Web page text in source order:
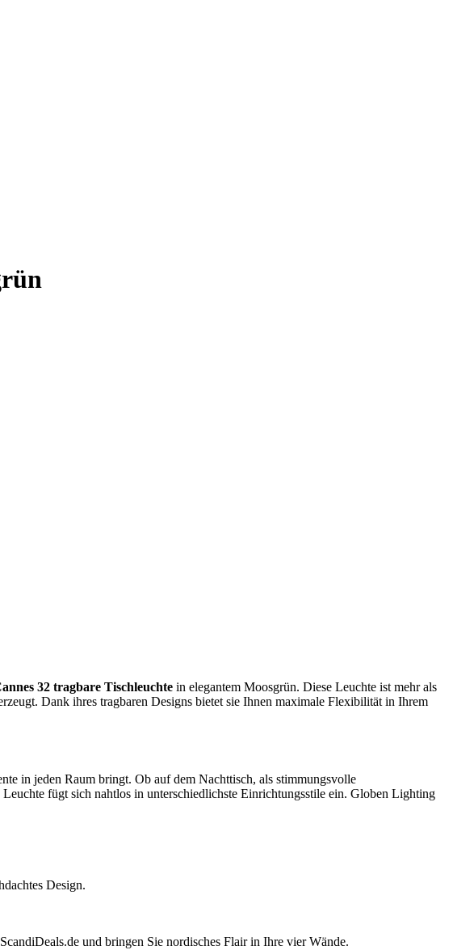
32 tragbare Tischleuchte in elegantem Moosgrün. Diese Leuchte ist mehr als
Dank ihres tragbaren Designs bietet sie Ihnen maximale Flexibilität in Ihrem
in jeden Raum bringt. Ob auf dem Nachttisch, als stimmungsvolle
fügt sich nahtlos in unterschiedlichste Einrichtungsstile ein. Globen Lighting
Design.
und bringen Sie nordisches Flair in Ihre vier Wände.